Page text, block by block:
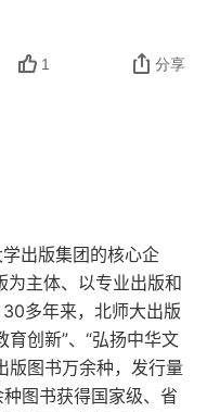
的几点思考
必须与生产劳动相
1 分享
出版集团的核心企
为主体、以专业出版和
多年来，北师大出版
创新”、“弘扬中华文
版图书万余种，发行量
图书获得国家级、省